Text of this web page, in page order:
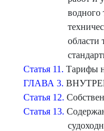
водного
области
Статья 11. Тарифы
ГЛАВА 3.
Статья 12.
Статья 13.